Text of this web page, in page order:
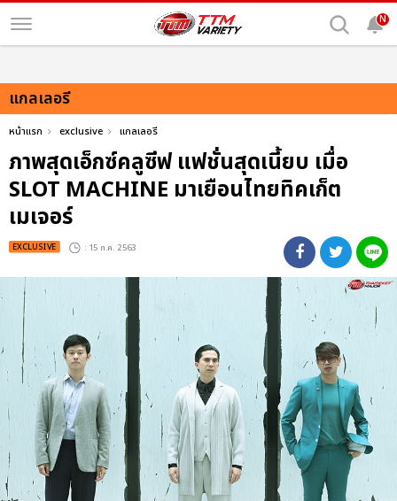
N
แกลเลอรี
หน้าแรก exclusive แกลเลอรี
ภาพสุดเอ็กซ์คลูซีฟ แฟชั่นสุดเนี้ยบ เมื่อ
SLOT MACHINE มาเยือนไทยทิคเก็ต
เมเจอร์
EXCLUSIVE : 15 ก.ค. 2563